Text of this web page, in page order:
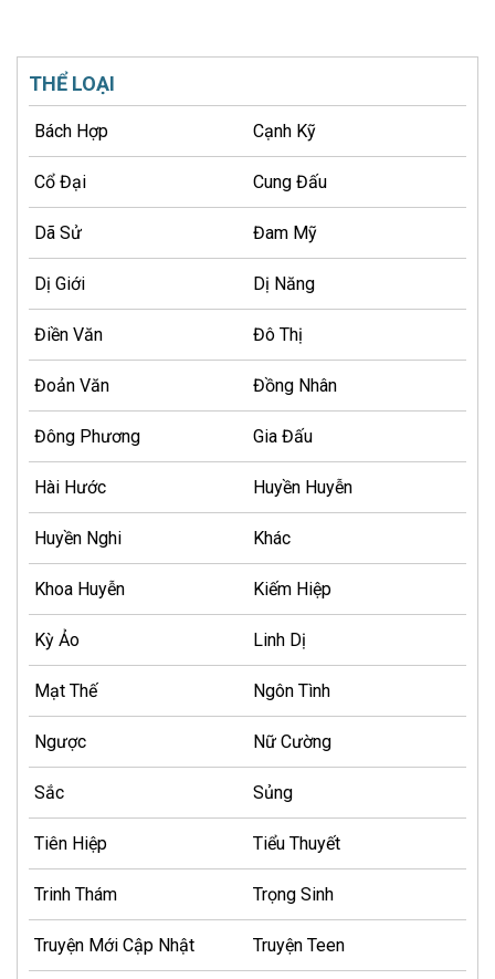
THỂ LOẠI
Bách Hợp Cạnh Kỹ
Cổ Đại Cung Đấu
Dã Sử Đam Mỹ
Dị Giới Dị Năng
Điền Văn Đô Thị
Đoản Văn Đồng Nhân
Đông Phương Gia Đấu
Hài Hước Huyền Huyễn
Huyền Nghi Khác
Khoa Huyễn Kiếm Hiệp
Kỳ Ảo Linh Dị
Mạt Thế Ngôn Tình
Ngược Nữ Cường
Sắc Sủng
Tiên Hiệp Tiểu Thuyết
Trinh Thám Trọng Sinh
Truyện Mới Cập Nhật Truyện Teen